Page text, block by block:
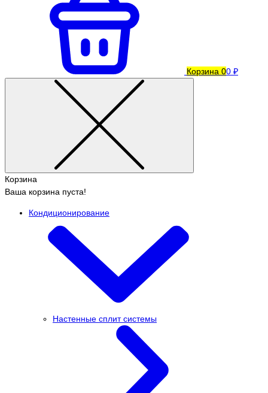
Корзина 00 ₽
Корзина
Ваша корзина пуста!
Кондиционирование
Настенные сплит системы